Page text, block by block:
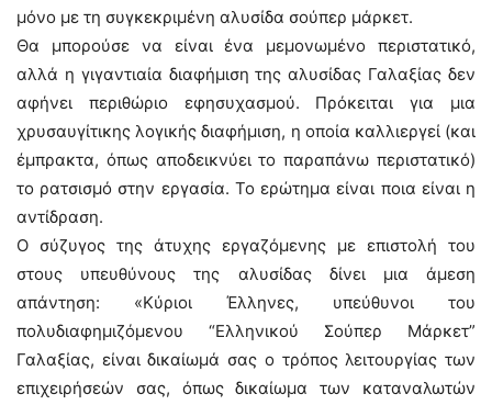
μόνο με τη συγκεκριμένη αλυσίδα σούπερ μάρκετ.
Θα μπορούσε να είναι ένα μεμονωμένο περιστατικό,
αλλά η γιγαντιαία διαφήμιση της αλυσίδας Γαλαξίας δεν
αφήνει περιθώριο εφησυχασμού. Πρόκειται για μια
χρυσαυγίτικης λογικής διαφήμιση, η οποία καλλιεργεί (και
έμπρακτα, όπως αποδεικνύει το παραπάνω περιστατικό)
το ρατσισμό στην εργασία. Το ερώτημα είναι ποια είναι η
αντίδραση.
Ο σύζυγος της άτυχης εργαζόμενης με επιστολή του
στους υπευθύνους της αλυσίδας δίνει μια άμεση
απάντηση: «Κύριοι Έλληνες, υπεύθυνοι του
πολυδιαφημιζόμενου “Ελληνικού Σούπερ Μάρκετ”
Γαλαξίας, είναι δικαίωμά σας ο τρόπος λειτουργίας των
επιχειρήσεών σας, όπως δικαίωμα των καταναλωτών